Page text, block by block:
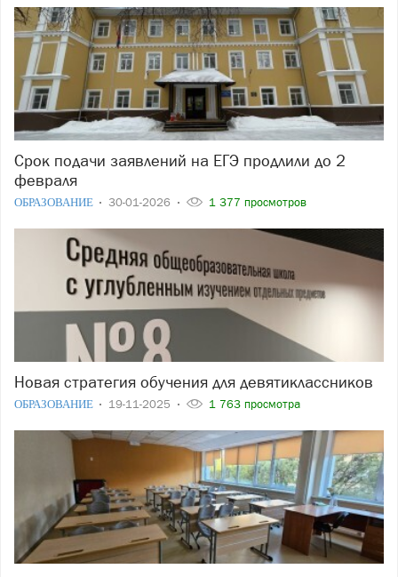
Срок подачи заявлений на ЕГЭ продлили до 2
февраля
ОБРАЗОВАНИЕ 30-01-2026 1 377 просмотров
Новая стратегия обучения для девятиклассников
ОБРАЗОВАНИЕ 19-11-2025 1 763 просмотра